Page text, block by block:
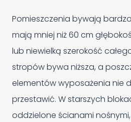
Pomieszczenia bywają
mają mniej niż 60 cm
lub niewielką szerokość
stropów bywa niższa, a
elementów wyposażenia nie
przestawić. W starszych
oddzielone ścianami